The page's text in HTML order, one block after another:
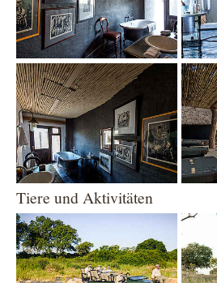
Show larger version Show
Tiere und Aktivitäten
Show larger version Show